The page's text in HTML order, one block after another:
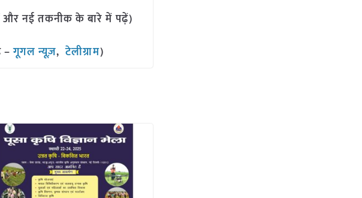
और नई तकनीक के बारे में पढ़ें)
गूगल न्यूज़,टेलीग्राम)